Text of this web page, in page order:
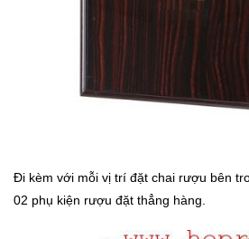
Đi kèm với mỗi vị trí đặt chai rượu bên
02 phụ kiện rượu đặt thẳng hàng.